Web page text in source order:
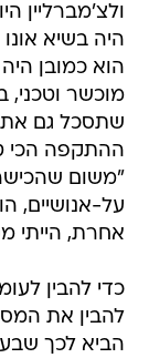
ולצ'מברליין
היה בשיא
הוא כמובן
מוכשר
שתסכל גם את
ההתקפה הכי
"משום
על-אנושיים,
אחרת, הייתי
כדי להבין
להבין את
הביא לכך